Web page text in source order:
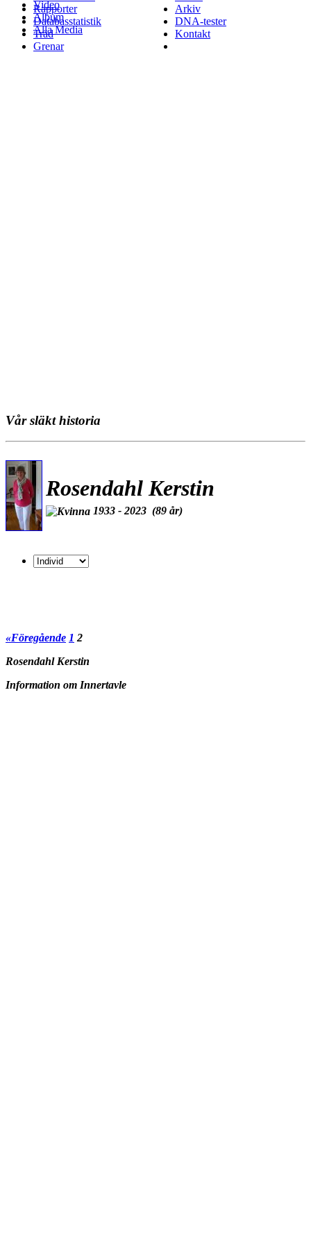
Video
Album
Alla Media
Rapporter
Databasstatistik
Träd
Grenar
Arkiv
DNA-tester
Kontakt
Vår släkt historia
Rosendahl Kerstin
1933 - 2023 (89 år)
«Föregående 1 2
Rosendahl Kerstin
Information om Innertavle